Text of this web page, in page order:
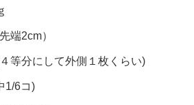
端2cm）
等分にして外側１枚くらい)
1/6コ)